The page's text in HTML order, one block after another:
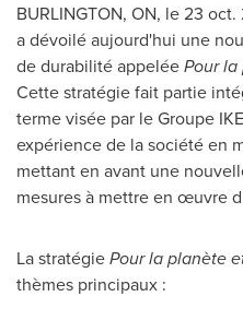
BURLINGTON, ON, le23 oct.
a dévoilé aujourd'hui une
de durabilité appeléePour
Cette stratégie fait partie
terme visée par le Groupe
expérience de la société en
mettant en avant une
mesures à mettre en œuvre
La stratégiePour la planète
thèmes principaux :